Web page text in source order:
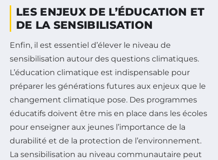
LES ENJEUX DE L’ÉDUCATION ET
DE LA SENSIBILISATION
Enfin, il est essentiel d’élever le niveau de
sensibilisation autour des questions climatiques.
L’éducation climatique est indispensable pour
préparer les générations futures aux enjeux que le
changement climatique pose. Des programmes
éducatifs doivent être mis en place dans les écoles
pour enseigner aux jeunes l’importance de la
durabilité et de la protection de l’environnement.
La sensibilisation au niveau communautaire peut